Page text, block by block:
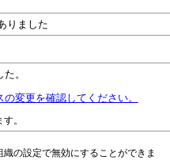
りました
。
変更を確認してください。
。
の設定で無効にすることができま